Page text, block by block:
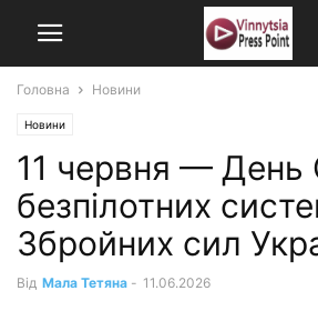
Головна Новини
Новини
11 червня — День
безпілотних
Збройних сил
Від Мала Тетяна - 11.06.2026